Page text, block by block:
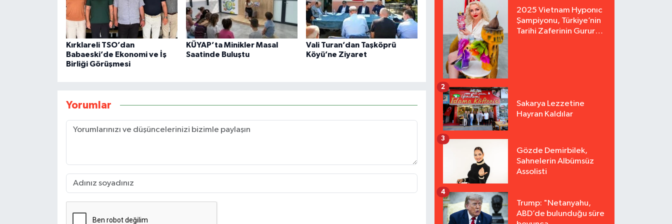
Kırklareli TSO’dan
Babaeski’de Ekonomi ve İş
Birliği Görüşmesi
KÜYAP’ta Minikler Masal
Saatinde Buluştu
Vali Turan’dan Taşköprü
Köyü’ne Ziyaret
Yorumlar
2025 Vietnam Hyponıc
Şampiyonu, Türkiye’nin
Tarihi Zaferinin Gururu
Sakarya Lezzetine
Hayran Kaldılar
2
Gözde Demirbilek,
Sahnelerin Albümsüz
Assolisti
3
Trump: "Netanyahu,
ABD’de bulunduğu süre
4